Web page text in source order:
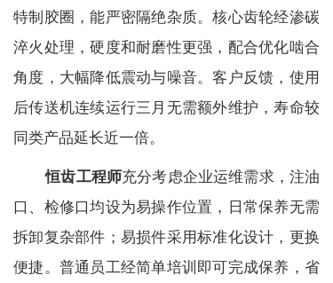
特制胶圈，能严密隔绝杂质。核心齿轮经渗碳
淬火处理，硬度和耐磨性更强，配合优化啮合
角度，大幅降低震动与噪音。客户反馈，使用
后传送机连续运行三月无需额外维护，寿命较
同类产品延长近一倍。
恒齿工程师充分考虑企业运维需求，注油
口、检修口均设为易操作位置，日常保养无需
拆卸复杂部件；易损件采用标准化设计，更换
便捷。普通员工经简单培训即可完成保养，省